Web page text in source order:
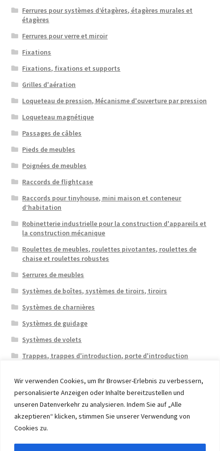
Wir verwenden Cookies, um Ihr Browser-Erlebnis zu verbessern,
personalisierte Anzeigen oder Inhalte bereitzustellen und
unseren Datenverkehr zu analysieren. Indem Sie auf „Alle
akzeptieren“ klicken, stimmen Sie unserer Verwendung von
Cookies zu.
Ferrures pour systèmes d’étagères, étagères murales et
étagères
Ferrures pour verre et miroir
Fixations
Fixations, fixations et supports
Grilles d'aération
Loqueteau de pression, Mécanisme d'ouverture par pression
Loqueteau magnétique
Passages de câbles
Pieds de meubles
Poignées de meubles
Raccords de flightcase
Raccords pour tinyhouse, mini maison et conteneur
d’habitation
Robinetterie industrielle pour la construction d'appareils et
la construction mécanique
Roulettes de meubles, roulettes pivotantes, roulettes de
chaise et roulettes robustes
Serrures de meubles
Systèmes de boîtes, systèmes de tiroirs, tiroirs
Systèmes de charnières
Systèmes de guidage
Systèmes de volets
Trappes, trappes d'introduction, porte d'introduction
© 2026 Eruon Trade UG, Germany, member of the ERUON